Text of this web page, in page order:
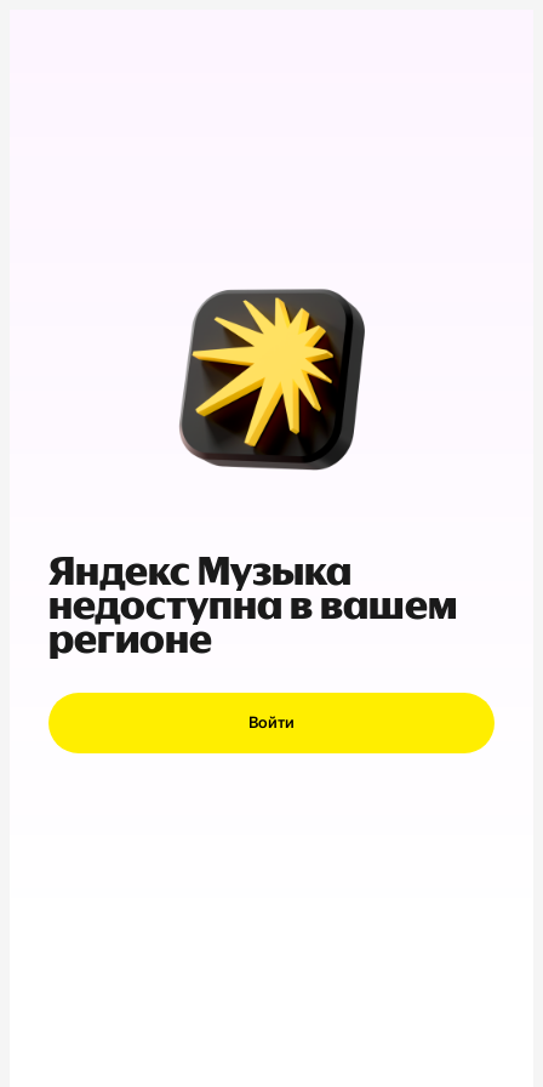
Яндекс Музыка
недоступна в вашем
регионе
Войти